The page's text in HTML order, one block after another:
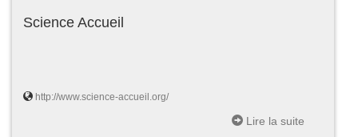
Science Accueil
http://www.science-accueil.org/
Lire la suite